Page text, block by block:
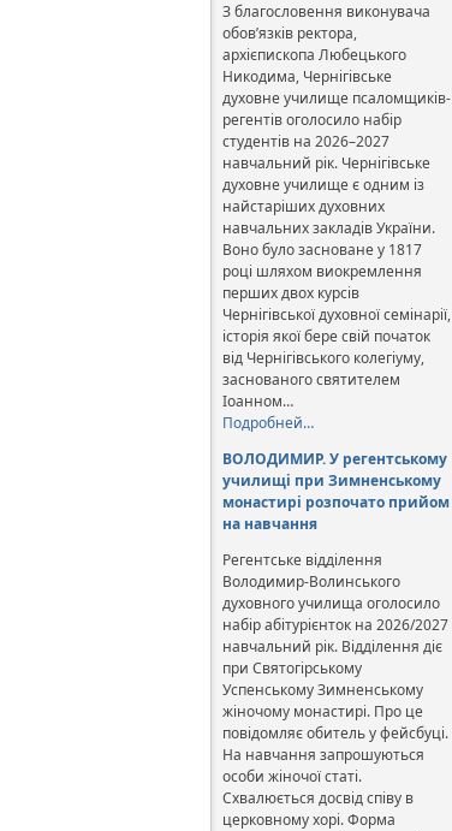
З благословення виконувача
обов’язків ректора,
архієпископа Любецького
Никодима, Чернігівське
духовне училище псаломщиків-
регентів оголосило набір
студентів на 2026–2027
навчальний рік. Чернігівське
духовне училище є одним із
найстаріших духовних
навчальних закладів України.
Воно було засноване у 1817
році шляхом виокремлення
перших двох курсів
Чернігівської духовної семінарії,
історія якої бере свій початок
від Чернігівського колегіуму,
заснованого святителем
Іоанном…
Подробней…
ВОЛОДИМИР. У регентському
училищі при Зимненському
монастирі розпочато прийом
на навчання
Регентське відділення
Володимир-Волинського
духовного училища оголосило
набір абітурієнток на 2026/2027
навчальний рік. Відділення діє
при Святогірському
Успенському Зимненському
жіночому монастирі. Про це
повідомляє обитель у фейсбуці.
На навчання запрошуються
особи жіночої статі.
Схвалюється досвід співу в
церковному хорі. Форма